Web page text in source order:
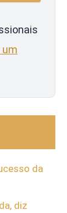
um
da
diz